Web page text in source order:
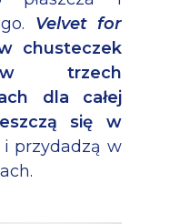
Velvet for
chusteczek
w trzech
dla całej
się w
i przydadzą w